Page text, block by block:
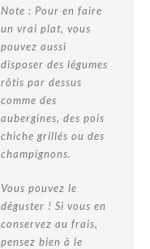
Note : Pour en faire
un vrai plat, vous
pouvez aussi
disposer des légumes
rôtis par dessus
comme des
aubergines, des pois
chiche grillés ou des
champignons.
Vous pouvez le
déguster ! Si vous en
conservez au frais,
pensez bien à le